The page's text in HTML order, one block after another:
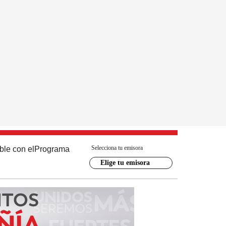
con el Programa Selecciona tu emisora
Elige tu emisora